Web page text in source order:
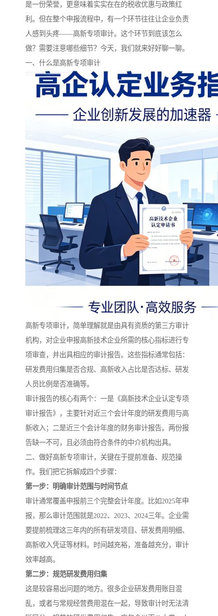
是一份荣誉，更意味着实实在在的税收优惠与政策红
利。但在整个申报流程中，有一个环节往往让企业负责
人感到头疼——高新专项审计。这个环节到底该怎么
做？需要注意哪些细节？今天，我们就来好好聊一聊。
一、什么是高新专项审计
高新专项审计，简单理解就是由具有资质的第三方审计
机构，对企业申报高新技术企业所需的核心指标进行专
项审查，并出具相应的审计报告。这些指标通常包括：
研发费用归集是否合规、高新收入占比是否达标、研发
人员比例是否准确等。
审计报告的核心有两个：一是《高新技术企业认定专项
审计报告》，主要针对近三个会计年度的研发费用与高
新收入；二是近三个会计年度的财务审计报告。两份报
告缺一不可，且必须由符合条件的中介机构出具。
二、做好高新专项审计，关键在于提前准备、规范操
作。我们把它拆解成四个步骤：
第一步：明确审计范围与时间节点
审计通常覆盖申报前三个完整会计年度。比如2025年申
报，那么审计范围就是2022、2023、2024三年。企业需
要提前梳理这三年内的所有研发项目、研发费用明细、
高新收入凭证等材料。时间越充裕，准备越充分，审计
效率越高。
第二步：规范研发费用归集
这是较容易出问题的地方。很多企业研发费用账目混
乱，或者与常规经营费用混在一起，导致审计时无法清